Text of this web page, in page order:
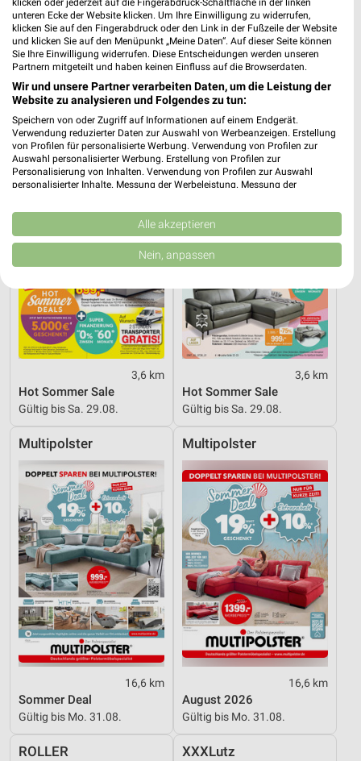
3,6 km
Speisen Highlight
Gültig bis Mi. 30.09.
3,6 km
Küchentrends
Gültig bis Mi. 30.09.
Opti Wohnwelt
3,6 km
Hot Sommer Sale
Gültig bis Sa. 29.08.
Opti Wohnwelt
3,6 km
Hot Sommer Sale
Gültig bis Sa. 29.08.
Multipolster
16,6 km
Sommer Deal
Gültig bis Mo. 31.08.
Multipolster
16,6 km
August 2026
Gültig bis Mo. 31.08.
ROLLER XXXLutz
unteren Ecke der Website klicken. Um Ihre Einwilligung zu widerrufen,
klicken Sie auf den Fingerabdruck oder den Link in der Fußzeile der Website
und klicken Sie auf den Menüpunkt „Meine Daten“. Auf dieser Seite können
Sie Ihre Einwilligung widerrufen. Diese Entscheidungen werden unseren
Partnern mitgeteilt und haben keinen Einfluss auf die Browserdaten.
Wir und unsere Partner verarbeiten Daten, um die Leistung der
Website zu analysieren und Folgendes zu tun:
Speichern von oder Zugriff auf Informationen auf einem Endgerät.
Verwendung reduzierter Daten zur Auswahl von Werbeanzeigen. Erstellung
von Profilen für personalisierte Werbung. Verwendung von Profilen zur
Auswahl personalisierter Werbung. Erstellung von Profilen zur
Personalisierung von Inhalten. Verwendung von Profilen zur Auswahl
personalisierter Inhalte. Messung der Werbeleistung. Messung der
Kombinationen von Daten aus verschiedenen Quellen. Entwicklung und
Verbesserung der Angebote. Verwendung reduzierter Daten zur Auswahl
von Inhalten.
Daten können außerhalb der Europäischen Union weitergegeben und in die
Website/App.
Partnerliste anzeigen (1 IAB-Anbieter)
Wir nutzen Ihre Daten für folgende Zwecke:
IAB-Verarbeitungszwecke:
Speichern von oder Zugriff auf Informationen
auf einem Endgerät
Werbeanzeigen
Erstellung von Profilen für personalisierte
Werbung
Verwendung von Profilen zur Auswahl
personalisierter Werbung
Erstellung von Profilen zur Personalisierung
von Inhalten
Verwendung von Profilen zur Auswahl
personalisierter Inhalte
Messung der Werbeleistung
Messung der Performance von Inhalten
Analyse von Zielgruppen durch Statistiken oder
Quellen
Alle akzeptieren
Nein, anpassen